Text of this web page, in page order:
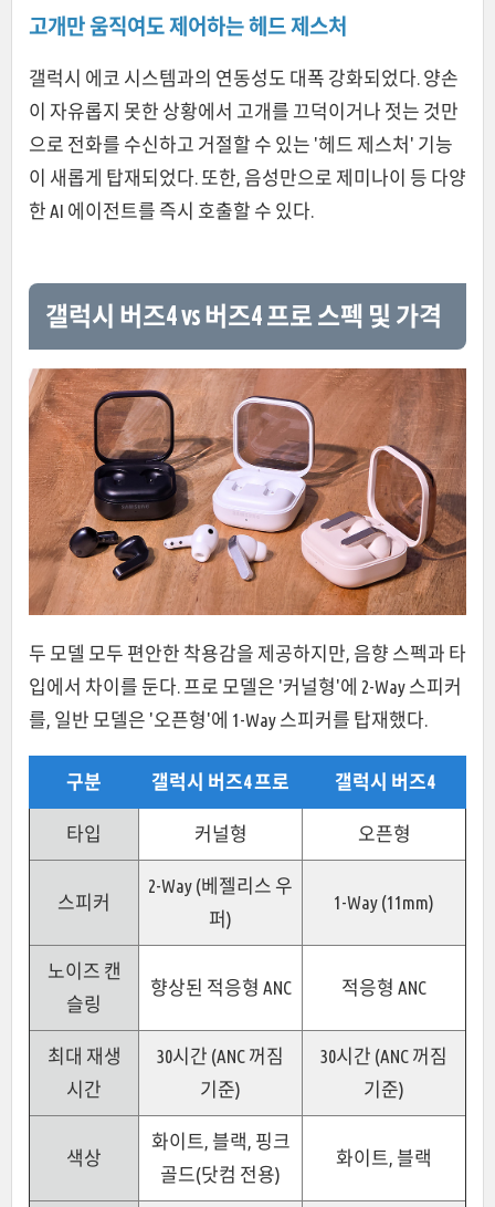
고개만 움직여도 제어하는 헤드 제스처
갤럭시 에코 시스템과의 연동성도 대폭 강화되었다. 양손
이 자유롭지 못한 상황에서 고개를 끄덕이거나 젓는 것만
으로 전화를 수신하고 거절할 수 있는 '헤드 제스처' 기능
이 새롭게 탑재되었다. 또한, 음성만으로 제미나이 등 다양
한 AI 에이전트를 즉시 호출할 수 있다.
갤럭시 버즈4 vs 버즈4 프로 스펙 및 가격
두 모델 모두 편안한 착용감을 제공하지만, 음향 스펙과 타
입에서 차이를 둔다. 프로 모델은 '커널형'에 2-Way 스피커
를, 일반 모델은 '오픈형'에 1-Way 스피커를 탑재했다.
구분 갤럭시 버즈4 프로 갤럭시 버즈4
타입 커널형 오픈형
스피커
2-Way (베젤리스 우
퍼)
1-Way (11mm)
노이즈 캔
슬링
향상된 적응형 ANC 적응형 ANC
최대 재생
시간
30시간 (ANC 꺼짐
기준)
30시간 (ANC 꺼짐
기준)
색상
화이트, 블랙, 핑크
골드(닷컴 전용)
화이트, 블랙